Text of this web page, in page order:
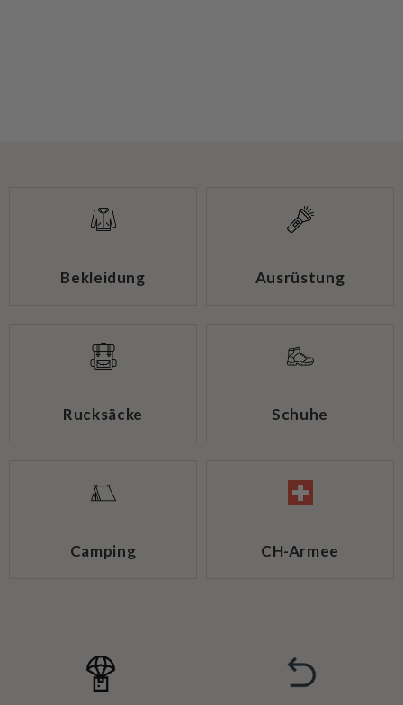
Bekleidung Ausrüstung
Rucksäcke Schuhe
Camping CH-Armee